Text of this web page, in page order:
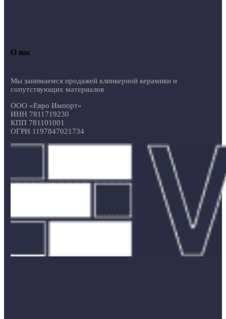
О нас
Мы занимаемся продажей клинкерной керамики и
сопутствующих материалов
ООО «Евро Импорт»
ИНН 7811719230
КПП 781101001
ОГРН 1197847021734